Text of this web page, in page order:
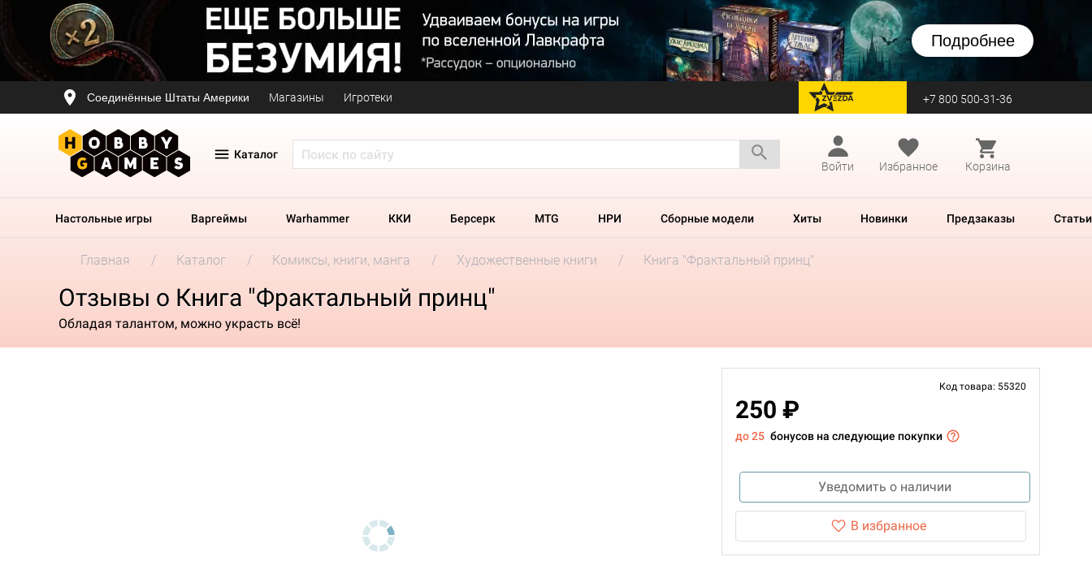
Подробнее
Соединённые Штаты Америки Магазины Игротеки перейти на Zvezda +7 800 500-31-36
Каталог
Войти
Избранное Корзина
Настольные игры Варгеймы Warhammer ККИ Берсерк MTG НРИ Сборные модели Хиты Новинки Предзаказы Статьи
Главная Каталог Комиксы, книги, манга Художественные книги Книга "Фрактальный принц"
Отзывы о Книга "Фрактальный принц"
Обладая талантом, можно украсть всё!
Код товара: 55320
250 ₽
до 25 бонусов на следующие покупки
Уведомить о наличии
В избранное